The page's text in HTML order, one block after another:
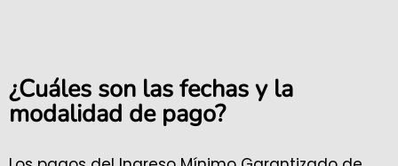
¿Cuáles son las fechas y la
modalidad de pago?